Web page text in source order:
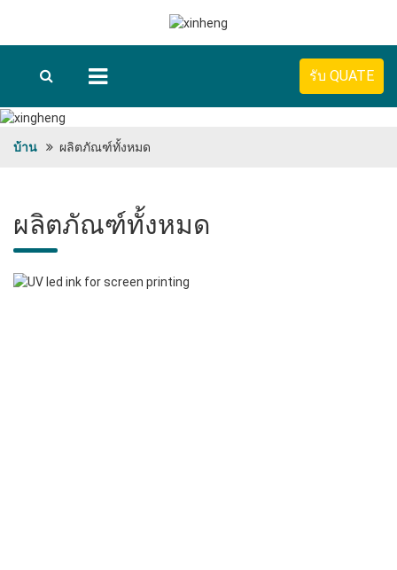
รับ QUATE
บ้าน ผลิตภัณฑ์ทั้งหมด
ผลิตภัณฑ์ทั้งหมด